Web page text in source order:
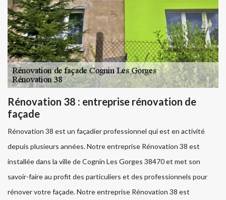
Rénovation 38 : entreprise rénovation de
façade
Rénovation 38 est un façadier professionnel qui est en activité
depuis plusieurs années. Notre entreprise Rénovation 38 est
installée dans la ville de Cognin Les Gorges 38470 et met son
savoir-faire au profit des particuliers et des professionnels pour
rénover votre façade. Notre entreprise Rénovation 38 est